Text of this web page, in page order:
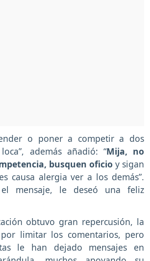
o poner a competir a dos
además añadió: “Mija, no
busquen oficio y sigan
causa alergia ver a los demás”.
mensaje, le deseó una feliz
obtuvo gran repercusión, la
limitar los comentarios, pero
le han dejado mensajes en